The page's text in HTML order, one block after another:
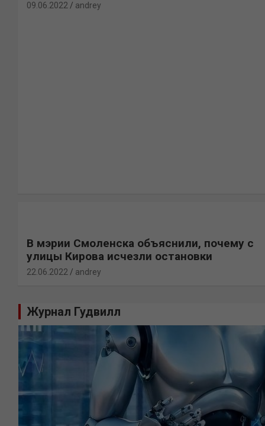
09.06.2022 andrey
В мэрии Смоленска объяснили, почему с
улицы Кирова исчезли остановки
22.06.2022 andrey
Журнал Гудвилл